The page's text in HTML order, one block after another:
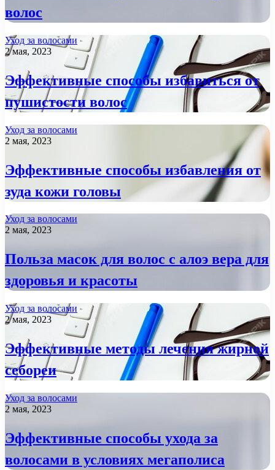
волос
Уход за волосами
2 мая, 2023
Эффективные способы избавиться от
пушистости волос
Уход за волосами
2 мая, 2023
Эффективные способы избавления от
зуда кожи головы
Уход за волосами
2 мая, 2023
Польза масок для волос с алоэ вера для
здоровья и красоты
Уход за волосами
2 мая, 2023
Эффективные методы лечения жирной
себореи
Уход за волосами
2 мая, 2023
Эффективные способы ухода за
волосами в условиях мегаполиса